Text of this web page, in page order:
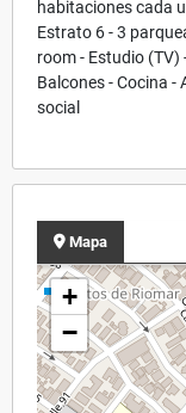
habitaciones cada
Estrato 6 - 3
room - Estudio (TV)
Balcones - Cocina -
social
Mapa
+
−